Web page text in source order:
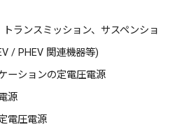
ランスミッション、サスペンショ
/ PHEV 関連機器等)
ーションの定電圧電源
源
電圧電源